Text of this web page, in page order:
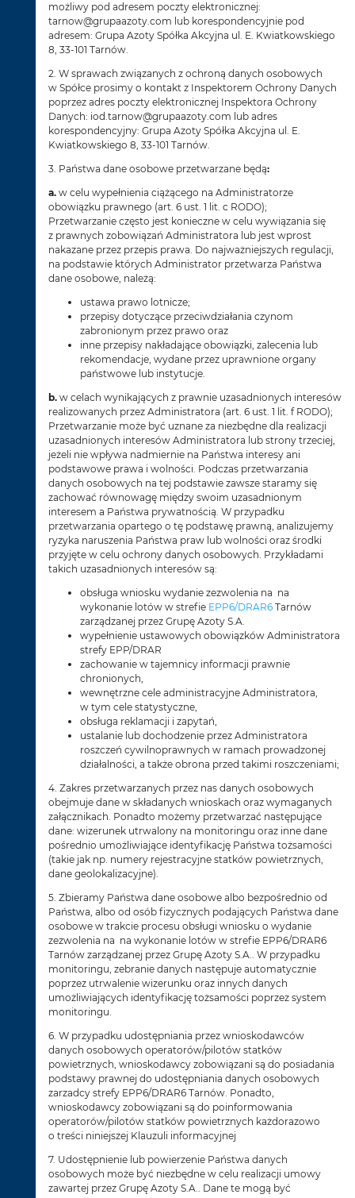
możliwy pod adresem poczty elektronicznej:
tarnow@grupaazoty.com lub korespondencyjnie pod
adresem: Grupa Azoty Spółka Akcyjna ul. E. Kwiatkowskiego
8, 33-101 Tarnów.
2. W sprawach związanych z ochroną danych osobowych
w Spółce prosimy o kontakt z Inspektorem Ochrony Danych
poprzez adres poczty elektronicznej Inspektora Ochrony
Danych: iod.tarnow@grupaazoty.com lub adres
korespondencyjny: Grupa Azoty Spółka Akcyjna ul. E.
Kwiatkowskiego 8, 33-101 Tarnów.
3. Państwa dane osobowe przetwarzane będą:
a.w celu wypełnienia ciążącego na Administratorze
obowiązku prawnego (art. 6 ust. 1 lit. c RODO);
Przetwarzanie często jest konieczne w celu wywiązania się
z prawnych zobowiązań Administratora lub jest wprost
nakazane przez przepis prawa. Do najważniejszych regulacji,
na podstawie których Administrator przetwarza Państwa
dane osobowe, należą:
ustawa prawo lotnicze;
przepisy dotyczące przeciwdziałania czynom
zabronionym przez prawo oraz
inne przepisy nakładające obowiązki, zalecenia lub
rekomendacje, wydane przez uprawnione organy
państwowe lub instytucje.
b.w celach wynikających z prawnie uzasadnionych interesów
realizowanych przez Administratora (art. 6 ust. 1 lit. f RODO);
Przetwarzanie może być uznane za niezbędne dla realizacji
uzasadnionych interesów Administratora lub strony trzeciej,
jeżeli nie wpływa nadmiernie na Państwa interesy ani
podstawowe prawa i wolności. Podczas przetwarzania
danych osobowych na tej podstawie zawsze staramy się
zachować równowagę między swoim uzasadnionym
interesem a Państwa prywatnością. W przypadku
przetwarzania opartego o tę podstawę prawną, analizujemy
ryzyka naruszenia Państwa praw lub wolności oraz środki
przyjęte w celu ochrony danych osobowych. Przykładami
takich uzasadnionych interesów są:
obsługa wniosku wydanie zezwolenia na na
wykonanie lotów w strefie EPP6/DRAR6Tarnów
zarządzanej przez Grupę Azoty S.A.
wypełnienie ustawowych obowiązków Administratora
strefy EPP/DRAR
zachowanie w tajemnicy informacji prawnie
chronionych,
wewnętrzne cele administracyjne Administratora,
w tym cele statystyczne,
obsługa reklamacji i zapytań,
ustalanie lub dochodzenie przez Administratora
roszczeń cywilnoprawnych w ramach prowadzonej
działalności, a także obrona przed takimi roszczeniami;
4. Zakres przetwarzanych przez nas danych osobowych
obejmuje dane w składanych wnioskach oraz wymaganych
załącznikach. Ponadto możemy przetwarzać następujące
dane: wizerunek utrwalony na monitoringu oraz inne dane
pośrednio umożliwiające identyfikację Państwa tożsamości
(takie jak np. numery rejestracyjne statków powietrznych,
dane geolokalizacyjne).
5. Zbieramy Państwa dane osobowe albo bezpośrednio od
Państwa, albo od osób fizycznych podających Państwa dane
osobowe w trakcie procesu obsługi wniosku o wydanie
zezwolenia na na wykonanie lotów w strefie EPP6/DRAR6
Tarnów zarządzanej przez Grupę Azoty S.A.. W przypadku
monitoringu, zebranie danych następuje automatycznie
poprzez utrwalenie wizerunku oraz innych danych
umożliwiających identyfikację tożsamości poprzez system
monitoringu.
6. W przypadku udostępniania przez wnioskodawców
danych osobowych operatorów/pilotów statków
powietrznych, wnioskodawcy zobowiązani są do posiadania
podstawy prawnej do udostępniania danych osobowych
zarzadcy strefy EPP6/DRAR6 Tarnów. Ponadto,
wnioskodawcy zobowiązani są do poinformowania
operatorów/pilotów statków powietrznych każdorazowo
o treści niniejszej Klauzuli informacyjnej
7. Udostępnienie lub powierzenie Państwa danych
osobowych może być niezbędne w celu realizacji umowy
zawartej przez Grupę Azoty S.A.. Dane te mogą być